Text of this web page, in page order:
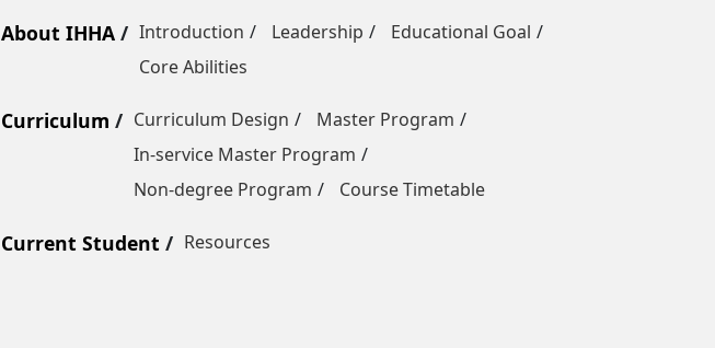
About IHHA Introduction Leadership
Educational Goal
Core Abilities
Curriculum Curriculum Design
Master Program
In-service Master Program
Non-degree Program
Course Timetable
Current Student Resources